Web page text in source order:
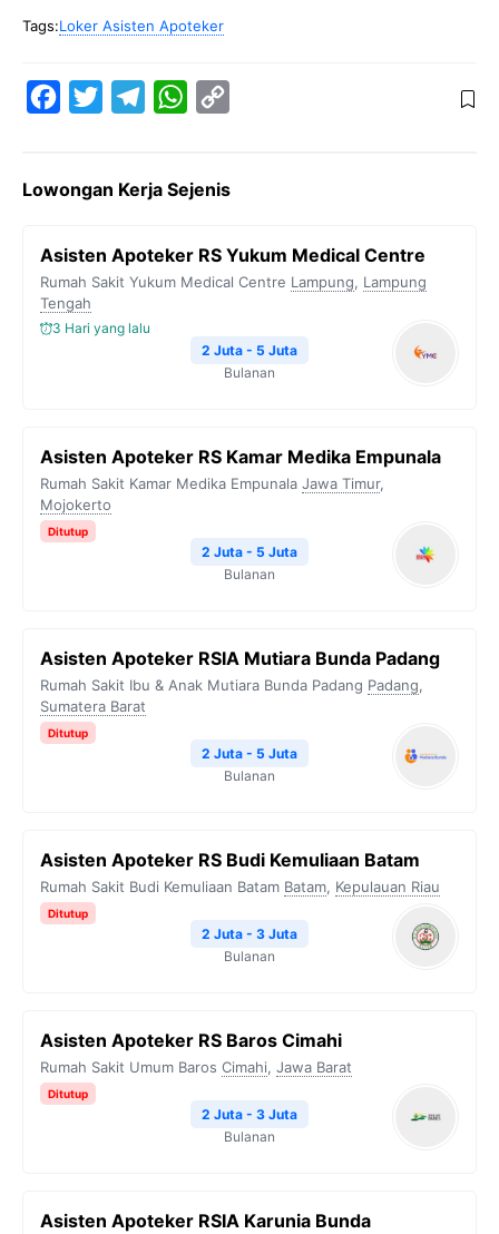
Tags:Loker Asisten Apoteker
e
o
o
k
t
e
e
r
m
W
t
A
y
i
Lowongan Kerja Sejenis
Asisten Apoteker RS Yukum Medical Centre
Rumah Sakit Yukum Medical Centre Lampung, Lampung
Tengah
3 Hari yang lalu
2 Juta - 5 Juta
Bulanan
Asisten Apoteker RS Kamar Medika Empunala
Rumah Sakit Kamar Medika Empunala Jawa Timur,
Mojokerto
Ditutup
2 Juta - 5 Juta
Bulanan
Asisten Apoteker RSIA Mutiara Bunda Padang
Rumah Sakit Ibu & Anak Mutiara Bunda Padang Padang,
Sumatera Barat
Ditutup
2 Juta - 5 Juta
Bulanan
Asisten Apoteker RS Budi Kemuliaan Batam
Rumah Sakit Budi Kemuliaan Batam Batam, Kepulauan Riau
Ditutup
2 Juta - 3 Juta
Bulanan
Asisten Apoteker RS Baros Cimahi
Rumah Sakit Umum Baros Cimahi, Jawa Barat
Ditutup
2 Juta - 3 Juta
Bulanan
Asisten Apoteker RSIA Karunia Bunda